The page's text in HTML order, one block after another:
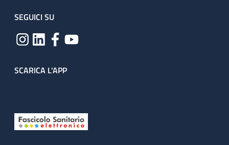
SEGUICI SU
SCARICA L'APP